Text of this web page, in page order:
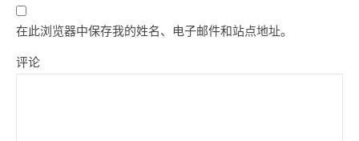
在此浏览器中保存我的姓名、电子邮件和站点地址。
评论